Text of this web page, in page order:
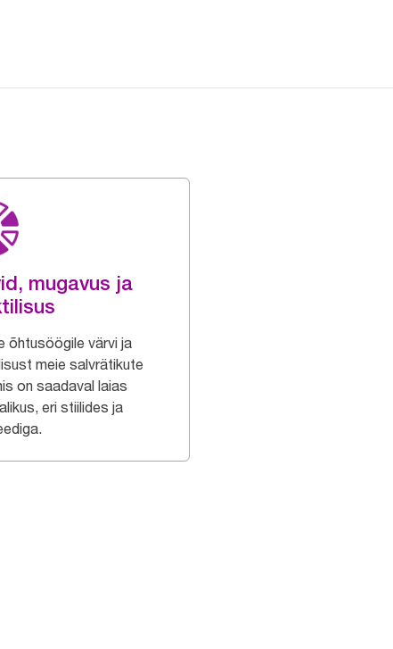
mugavus ja
õhtusöögile värvi ja
meie salvrätikute
on saadaval laias
eri stiilides ja